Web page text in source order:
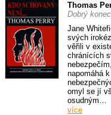
Thomas
Dobrý konec
Jane
svých
věřili v
chránících
napomáhá
omyl se jí
osudným…
více